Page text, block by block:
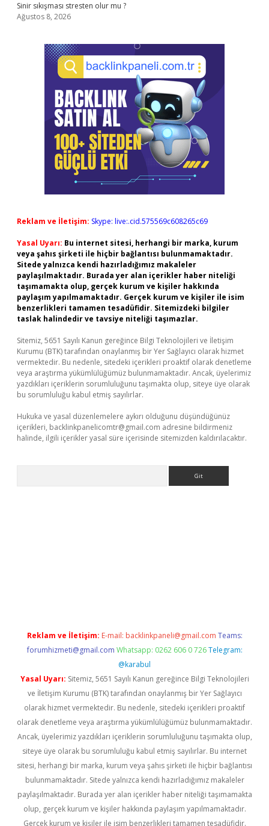
Sinir sıkışması stresten olur mu ?
Ağustos 8, 2026
Reklam ve İletişim: Skype: live:.cid.575569c608265c69
Yasal Uyarı: Bu internet sitesi, herhangi bir marka, kurum
veya şahıs şirketi ile hiçbir bağlantısı bulunmamaktadır.
Sitede yalnızca kendi hazırladığımız makaleler
paylaşılmaktadır. Burada yer alan içerikler haber niteliği
taşımamakta olup, gerçek kurum ve kişiler hakkında
paylaşım yapılmamaktadır. Gerçek kurum ve kişiler ile isim
benzerlikleri tamamen tesadüfidir. Sitemizdeki bilgiler
taslak halindedir ve tavsiye niteliği taşımazlar.
Sitemiz, 5651 Sayılı Kanun gereğince Bilgi Teknolojileri ve İletişim
Kurumu (BTK) tarafından onaylanmış bir Yer Sağlayıcı olarak hizmet
vermektedir. Bu nedenle, sitedeki içerikleri proaktif olarak denetleme
veya araştırma yükümlülüğümüz bulunmamaktadır. Ancak, üyelerimiz
yazdıkları içeriklerin sorumluluğunu taşımakta olup, siteye üye olarak
bu sorumluluğu kabul etmiş sayılırlar.
Hukuka ve yasal düzenlemelere aykırı olduğunu düşündüğünüz
içerikleri, backlinkpanelicomtr@gmail.com adresine bildirmeniz
halinde, ilgili içerikler yasal süre içerisinde sitemizden kaldırılacaktır.
Reklam ve İletişim: E-mail: backlinkpaneli@gmail.com Teams:
forumhizmeti@gmail.com Whatsapp: 0262 606 0 726 Telegram:
@karabul
Yasal Uyarı: Sitemiz, 5651 Sayılı Kanun gereğince Bilgi Teknolojileri
ve İletişim Kurumu (BTK) tarafından onaylanmış bir Yer Sağlayıcı
olarak hizmet vermektedir. Bu nedenle, sitedeki içerikleri proaktif
olarak denetleme veya araştırma yükümlülüğümüz bulunmamaktadır.
Ancak, üyelerimiz yazdıkları içeriklerin sorumluluğunu taşımakta olup,
siteye üye olarak bu sorumluluğu kabul etmiş sayılırlar. Bu internet
sitesi, herhangi bir marka, kurum veya şahıs şirketi ile hiçbir bağlantısı
bulunmamaktadır. Sitede yalnızca kendi hazırladığımız makaleler
paylaşılmaktadır. Burada yer alan içerikler haber niteliği taşımamakta
olup, gerçek kurum ve kişiler hakkında paylaşım yapılmamaktadır.
Gerçek kurum ve kişiler ile isim benzerlikleri tamamen tesadüfidir.